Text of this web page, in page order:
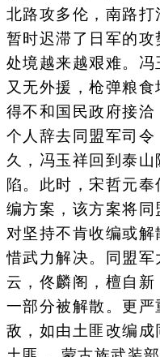
北路攻多伦，南路打
暂时迟滞了日军的
处境越来越艰难。冯
又无外援，枪弹粮
得不和国民政府接
个人辞去同盟军司
久，冯玉祥回到泰
陷。此时，宋哲元
编方案，该方案将同
对坚持不肯收编或
惜武力解决。同盟
云，佟麟阁，檀自
一部分被解散。更
敌，如由土匪改编